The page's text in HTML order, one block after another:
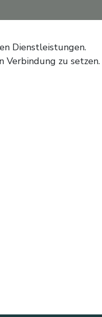
Dienstleistungen.
Verbindung zu setzen.